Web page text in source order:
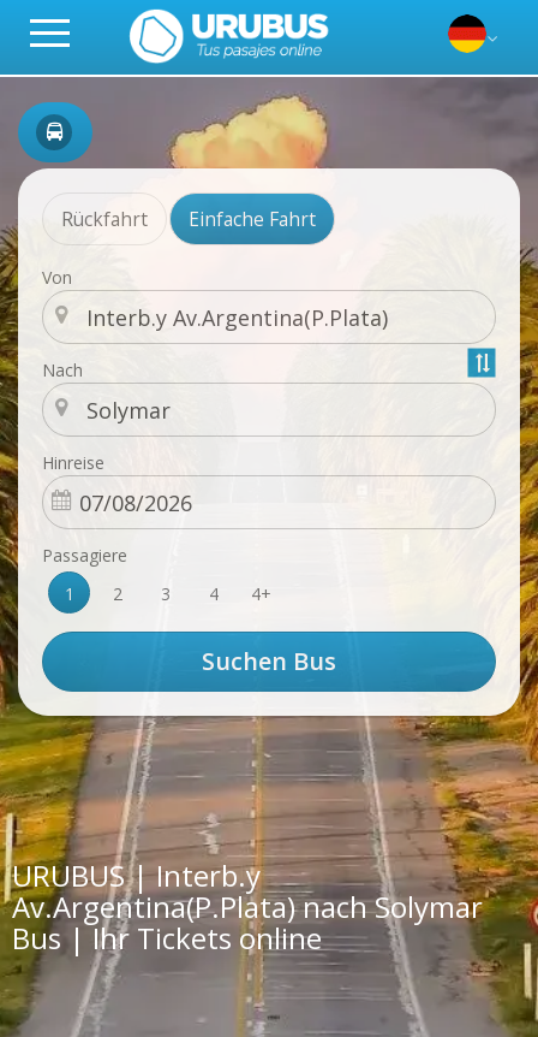
Rückfahrt Einfache Fahrt
Von
Nach
Hinreise
Passagiere
1
2 3 4 4+
URUBUS | Interb.y
Av.Argentina(P.Plata) nach Solymar
Bus | Ihr Tickets online